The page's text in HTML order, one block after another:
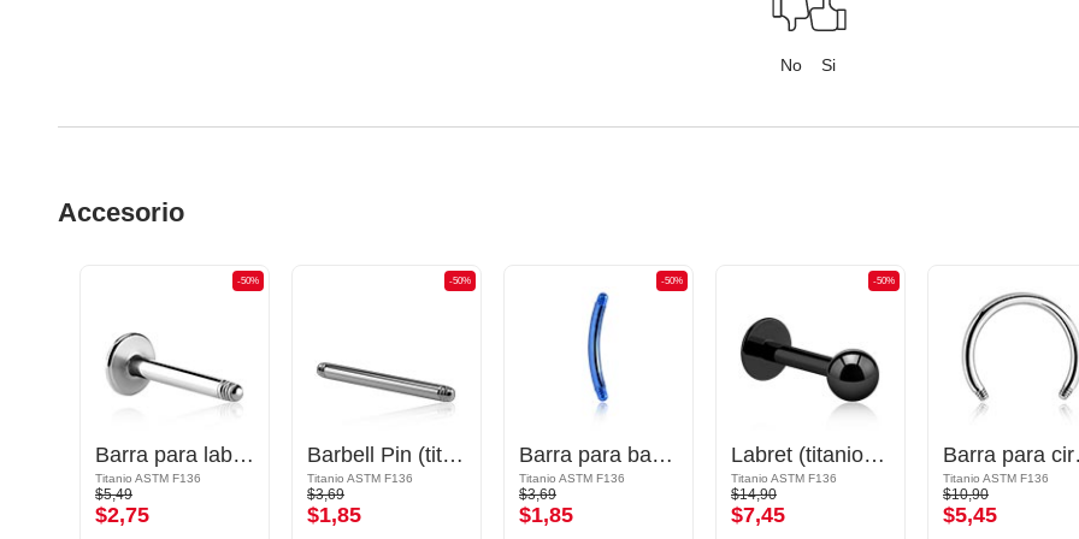
No Si
Accesorio
-50%
Barra para labret (titanio, acabado brillante)
Titanio ASTM F136
$5,49
$2,75
-50%
Barbell Pin (titanium, anodised)
Titanio ASTM F136
$3,69
$1,85
-50%
Barra para banana
Titanio ASTM F136
$3,69
$1,85
-50%
Labret (titanio, negro, acabado brillante) con bola
Titanio ASTM F136
$14,90
$7,45
Titanio ASTM F136
$10,90
$5,45